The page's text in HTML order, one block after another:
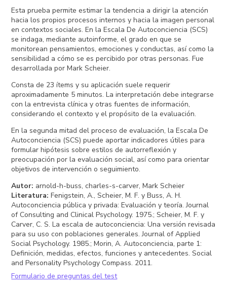
Esta prueba permite estimar la tendencia a dirigir la atención
hacia los propios procesos internos y hacia la imagen personal
en contextos sociales. En la Escala De Autoconciencia (SCS)
se indaga, mediante autoinforme, el grado en que se
monitorean pensamientos, emociones y conductas, así como la
sensibilidad a cómo se es percibido por otras personas. Fue
desarrollada por Mark Scheier.
Consta de 23 ítems y su aplicación suele requerir
aproximadamente 5 minutos. La interpretación debe integrarse
con la entrevista clínica y otras fuentes de información,
considerando el contexto y el propósito de la evaluación.
En la segunda mitad del proceso de evaluación, la Escala De
Autoconciencia (SCS) puede aportar indicadores útiles para
formular hipótesis sobre estilos de autorreflexión y
preocupación por la evaluación social, así como para orientar
objetivos de intervención o seguimiento.
Autor: arnold-h-buss, charles-s-carver, Mark Scheier
Literatura: Fenigstein, A., Scheier, M. F. y Buss, A. H.
Autoconciencia pública y privada: Evaluación y teoría. Journal
of Consulting and Clinical Psychology. 1975.; Scheier, M. F. y
Carver, C. S. La escala de autoconciencia: Una versión revisada
para su uso con poblaciones generales. Journal of Applied
Social Psychology. 1985.; Morin, A. Autoconciencia, parte 1:
Definición, medidas, efectos, funciones y antecedentes. Social
and Personality Psychology Compass. 2011.
Formulario de preguntas del test